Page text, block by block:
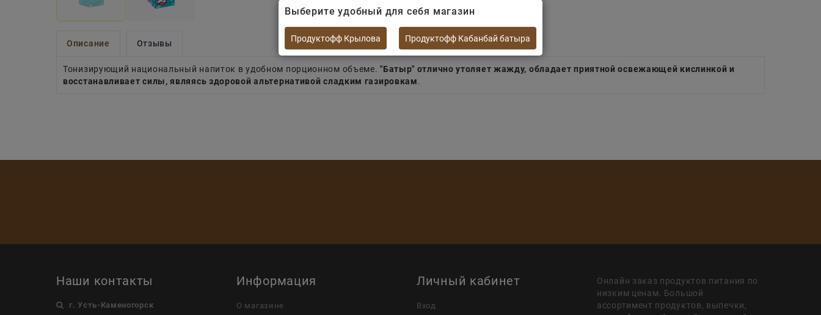
Описание Отзывы
Тонизирующий национальный напиток в удобном порционном объеме."Батыр" отлично утоляет жажду, обладает приятной освежающей кислинкой и
восстанавливает силы, являясь здоровой альтернативой сладким газировкам.
Наши контакты
г. Усть-Каменогорск
Информация
О магазине
Личный кабинет
Вход
Онлайн заказ продуктов питания по
низким ценам. Большой
ассортимент продуктов, выпечки,
Выберите удобный для себя магазин
Продуктофф Крылова Продуктофф Кабанбай батыра